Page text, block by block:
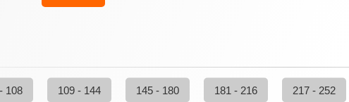
108 109 - 144 145 - 180 181 - 216 217 - 252